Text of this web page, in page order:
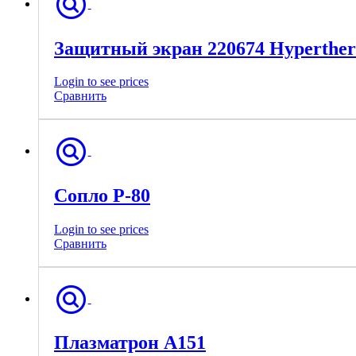
Защитный экран 220674
Login to see prices
Сравнить
Сопло Р-80
Login to see prices
Сравнить
Плазматрон А151